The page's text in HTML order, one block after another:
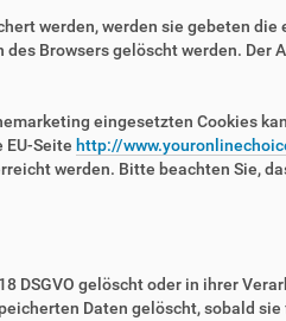
werden, werden sie gebeten
Browsers gelöscht werden. Der
eingesetzten Cookies
EU-Seite http://
werden. Bitte beachten Sie,
DSGVO gelöscht oder in ihrer
Daten gelöscht, sobald